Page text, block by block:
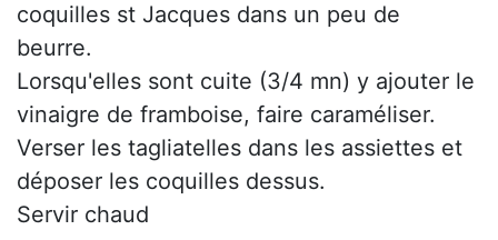
coquilles st Jacques dans un peu de
beurre.
Lorsqu'elles sont cuite (3/4 mn) y ajouter le
vinaigre de framboise, faire caraméliser.
Verser les tagliatelles dans les assiettes et
déposer les coquilles dessus.
Servir chaud